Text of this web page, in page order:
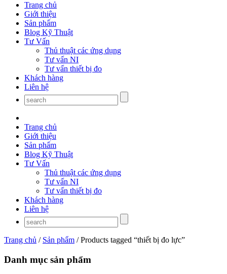
Trang chủ
Giới thiệu
Sản phẩm
Blog Kỹ Thuật
Tư Vấn
Thủ thuật các ứng dụng
Tư vấn NI
Tư vấn thiết bị đo
Khách hàng
Liên hệ
Trang chủ
Giới thiệu
Sản phẩm
Blog Kỹ Thuật
Tư Vấn
Thủ thuật các ứng dụng
Tư vấn NI
Tư vấn thiết bị đo
Khách hàng
Liên hệ
Trang chủ / Sản phẩm / Products tagged “thiết bị đo lực”
Danh mục sản phẩm